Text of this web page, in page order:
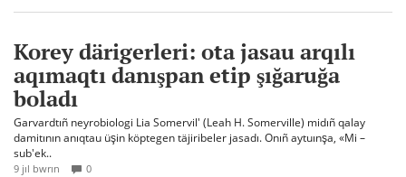
Korey därigerleri: ota jasau arqılı
aqımaqtı danışpan etip şığaruğa
boladı
Garvardtıñ neyrobiologi Lia Somervil' (Leah H. Somerville) midıñ qalay
damitının anıqtau üşin köptegen täjiribeler jasadı. Onıñ aytuınşa, «Mi –
sub'ek..
9 jıl bwrın 0